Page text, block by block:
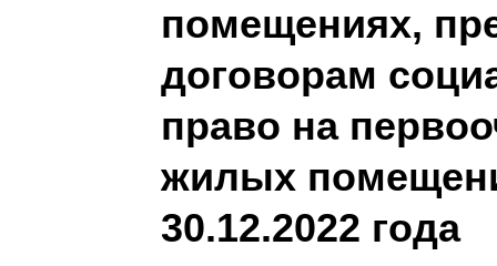
помещениях,
договорам
право на
жилых
30.12.2022 года